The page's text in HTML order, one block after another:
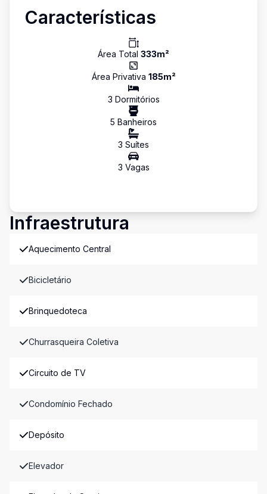
Características
Área Total 333m²
Área Privativa 185m²
3 Dormitórios
5 Banheiros
3 Suítes
3 Vagas
Infraestrutura
Aquecimento Central
Bicicletário
Brinquedoteca
Churrasqueira Coletiva
Circuito de TV
Condomínio Fechado
Depósito
Elevador